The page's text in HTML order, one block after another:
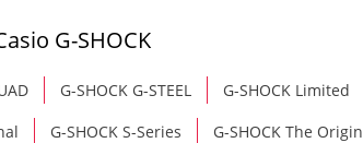
G-SHOCK
G-SHOCK G-STEEL G-SHOCK Limited
G-SHOCK S-Series G-SHOCK The Origin